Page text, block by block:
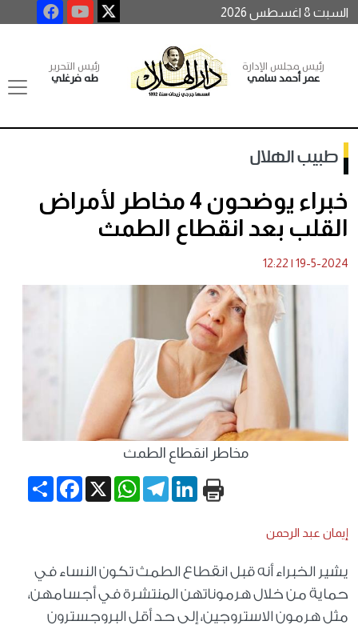
السبت 8 اغسطس 2026
رئيس مجلس الإدارة
عمر أحمد سامي
رئيس التحرير
طه فرغلي
طبيب الهلال
خبراء يوضحون 4 مخاطر لأمراض
القلب بعد انقطاع الطمث
19-5-2024
|
12:22
مخاطر انقطاع الطمث
Share
Facebook X
WhatsApp
TelegramLinkedIn
إيمان عبد الرحمن
يشير الخبراء أنه قبل انقطاع الطمث تكون النساء في
حماية من خلال هرموناتهن المنتشرة في أجسامهن،
مثل هرمون الاستروجين، إلى حد أقل البروجسترون